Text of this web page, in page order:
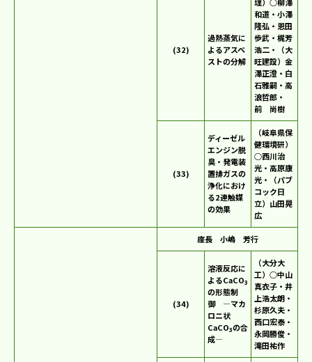
(32)
過熱蒸気に
よるアスベ
ストの分解
和道・小澤
隆弘・恩田
歩武・梶芳
浩二・（大
旺建設）金
澤正澄・白
石雅嗣・高
浪哲郎・
前 尚樹
(33)
ディーゼル
エンジン脱
臭・発電装
置排ガスの
浄化におけ
る2連触媒
の効果
（岐阜県保
健環境研）
○西川治
光・高原康
光・（パブ
コック日
立）山田晃
広
座長 小嶋 芳行
(34)
溶液反応に
よるCaCO3
の形態制
御 ―マカ
ロニ状
CaCO3の合
成―
（大分大
工）○中山
真衣子・井
上浩太朗・
杉原久夫・
西口宏泰・
永岡勝俊・
滝田祐作